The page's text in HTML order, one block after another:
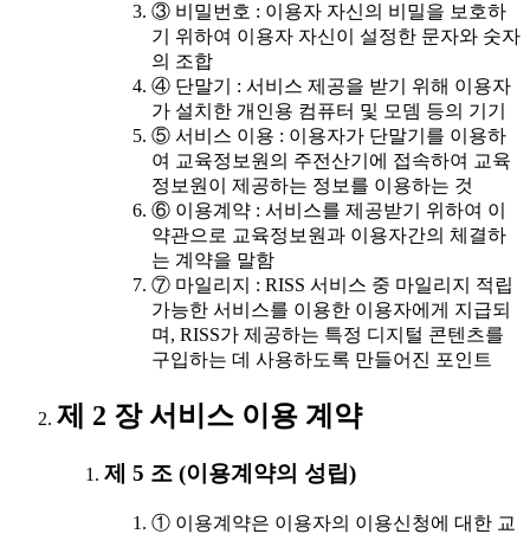
③ 비밀번호 : 이용자 자신의 비밀을 보호하
기 위하여 이용자 자신이 설정한 문자와 숫자
의 조합
④ 단말기 : 서비스 제공을 받기 위해 이용자
가 설치한 개인용 컴퓨터 및 모뎀 등의 기기
⑤ 서비스 이용 : 이용자가 단말기를 이용하
여 교육정보원의 주전산기에 접속하여 교육
정보원이 제공하는 정보를 이용하는 것
⑥ 이용계약 : 서비스를 제공받기 위하여 이
약관으로 교육정보원과 이용자간의 체결하
는 계약을 말함
⑦ 마일리지 : RISS 서비스 중 마일리지 적립
가능한 서비스를 이용한 이용자에게 지급되
며, RISS가 제공하는 특정 디지털 콘텐츠를
구입하는 데 사용하도록 만들어진 포인트
제 2 장 서비스 이용 계약
제 5 조 (이용계약의 성립)
① 이용계약은 이용자의 이용신청에 대한 교